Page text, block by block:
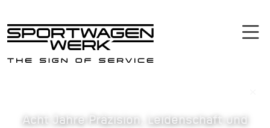
Acht Jahre Präzision, Leidenschaft und